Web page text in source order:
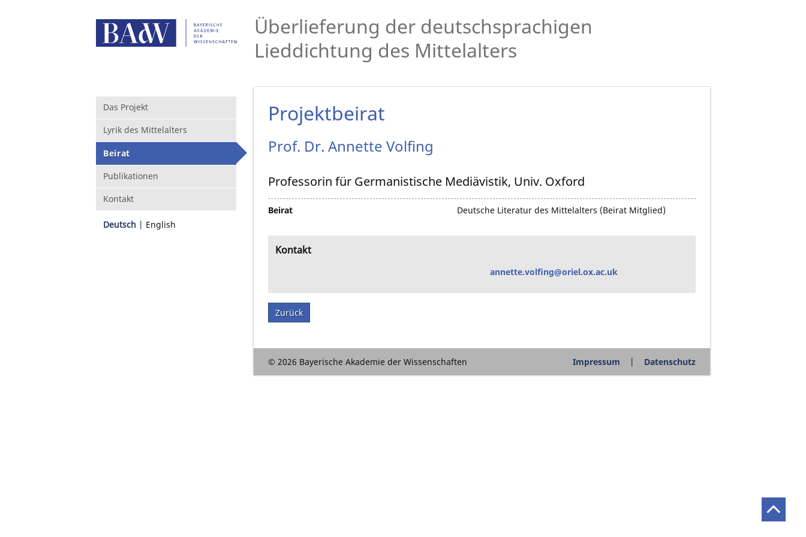
Überlieferung der deutschsprachigen
Lieddichtung des Mittelalters
Das Projekt
Lyrik des Mittelalters
Beirat
Publikationen
Kontakt
Deutsch English
Projektbeirat
Prof. Dr. Annette Volfing
Professorin für Germanistische Mediävistik, Univ. Oxford
Beirat Deutsche Literatur des Mittelalters (Beirat Mitglied)
Kontakt
annette.volfing@oriel.ox.ac.uk
Zurück
© 2026 Bayerische Akademie der Wissenschaften Impressum Datenschutz